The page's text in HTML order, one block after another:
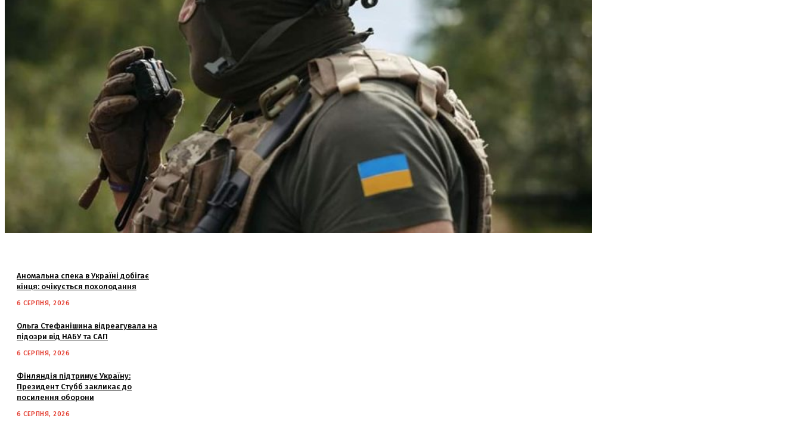
Аномальна спека в Україні добігає
кінця: очікується похолодання
6 СЕРПНЯ, 2026
Ольга Стефанішина відреагувала на
підозри від НАБУ та САП
6 СЕРПНЯ, 2026
Фінляндія підтримує Україну:
Президент Стубб закликає до
посилення оборони
6 СЕРПНЯ, 2026